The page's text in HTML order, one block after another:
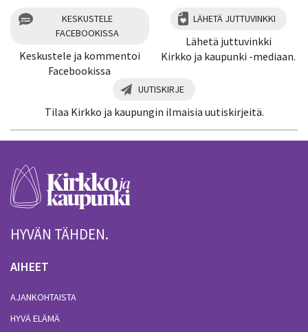
KESKUSTELE
FACEBOOKISSA
Keskustele ja kommentoi
Facebookissa
LÄHETÄ JUTTUVINKKI
Lähetä juttuvinkki
Kirkko ja kaupunki -mediaan.
UUTISKIRJE
Tilaa Kirkko ja kaupungin ilmaisia uutiskirjeitä.
HYVÄN TÄHDEN.
AIHEET
AJANKOHTAISTA
HYVÄ ELÄMÄ